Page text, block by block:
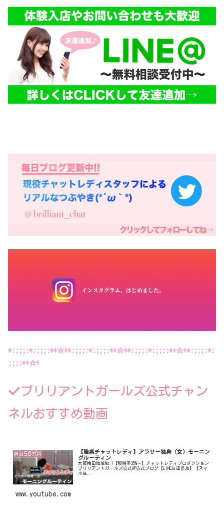
*:;;;:*:;;;:*+☆+*:;;;:*:;;;:*+☆+*:;;;:*:;;;:*+☆+*:;;;:*:
;;;:*+☆+
ブリリアントガールズ公式チャン
ネルおすすめ動画
【職業チャットレディ】アラサー独身（女）モーニン
グルーティン
大阪梅田地域No.1【報酬率35%〜】チャットレディプロダクション
ブリリアントガールズ公式HP公式ブログ【LINE友達追加】【スマ
ホ在...
www.youtube.com